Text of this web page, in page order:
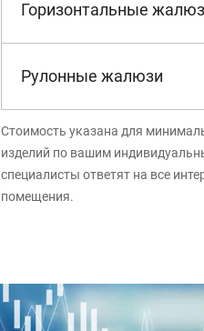
Горизонтальные
Рулонные жалюзи
Стоимость указана для
изделий по вашим
специалисты ответят на все
помещения.